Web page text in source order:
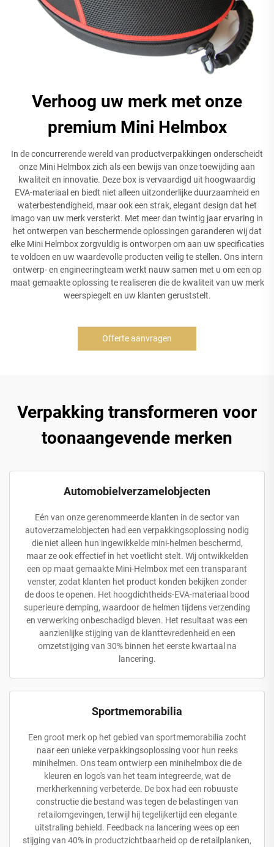
Verhoog uw merk met onze
premium Mini Helmbox
In de concurrerende wereld van productverpakkingen onderscheidt
onze Mini Helmbox zich als een bewijs van onze toewijding aan
kwaliteit en innovatie. Deze box is vervaardigd uit hoogwaardig
EVA-materiaal en biedt niet alleen uitzonderlijke duurzaamheid en
waterbestendigheid, maar ook een strak, elegant design dat het
imago van uw merk versterkt. Met meer dan twintig jaar ervaring in
het ontwerpen van beschermende oplossingen garanderen wij dat
elke Mini Helmbox zorgvuldig is ontworpen om aan uw specificaties
te voldoen en uw waardevolle producten veilig te stellen. Ons intern
ontwerp- en engineeringteam werkt nauw samen met u om een op
maat gemaakte oplossing te realiseren die de kwaliteit van uw merk
weerspiegelt en uw klanten geruststelt.
Offerte aanvragen
Verpakking transformeren voor
toonaangevende merken
Automobielverzamelobjecten
Eén van onze gerenommeerde klanten in de sector van
autoverzamelobjecten had een verpakkingsoplossing nodig
die niet alleen hun ingewikkelde mini-helmen beschermd,
maar ze ook effectief in het voetlicht stelt. Wij ontwikkelden
een op maat gemaakte Mini-Helmbox met een transparant
venster, zodat klanten het product konden bekijken zonder
de doos te openen. Het hoogdichtheids-EVA-materiaal bood
superieure demping, waardoor de helmen tijdens verzending
en verwerking onbeschadigd bleven. Het resultaat was een
aanzienlijke stijging van de klanttevredenheid en een
omzetstijging van 30% binnen het eerste kwartaal na
lancering.
Sportmemorabilia
Een groot merk op het gebied van sportmemorabilia zocht
naar een unieke verpakkingsoplossing voor hun reeks
minihelmen. Ons team ontwierp een minihelmbox die de
kleuren en logo's van het team integreerde, wat de
merkherkenning verbeterde. De box had een robuuste
constructie die bestand was tegen de belastingen van
retailomgevingen, terwijl hij tegelijkertijd een elegante
uitstraling behield. Feedback na lancering wees op een
stijging van 40% in productzichtbaarheid op de retailplanken,